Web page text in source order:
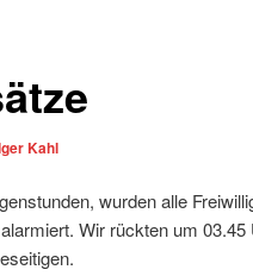
Kahl
wurden alle
Wir rückten um